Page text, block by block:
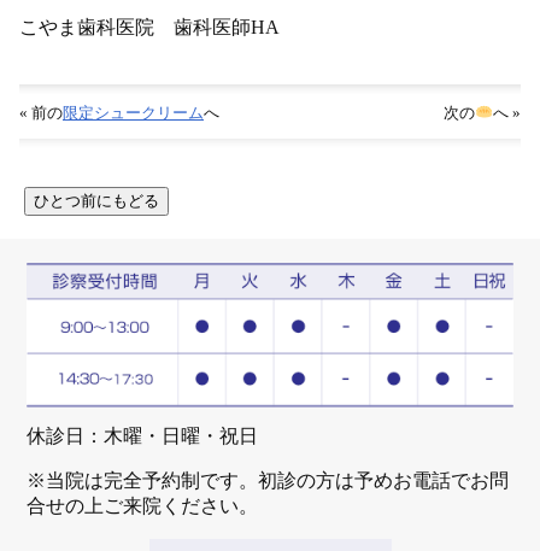
こやま歯科医院 歯科医師HA
« 前の限定シュークリームへ 次の へ »
休診日：木曜・日曜・祝日
※当院は完全予約制です。初診の方は予めお電話でお問
合せの上ご来院ください。